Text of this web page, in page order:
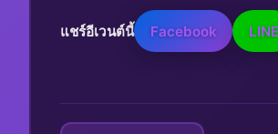
แชร์อีเวนต์นี้ Facebook LINE